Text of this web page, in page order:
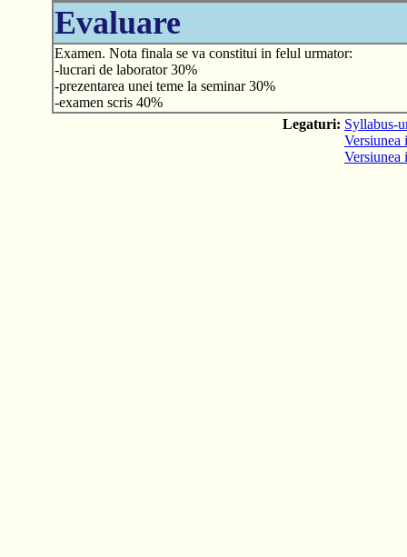
Evaluare
Examen. Nota finala se va constitui in felul urmator:
-lucrari de laborator 30%
-prezentarea unei teme la seminar 30%
-examen scris 40%
Legaturi: Syllabus-
Versiunea